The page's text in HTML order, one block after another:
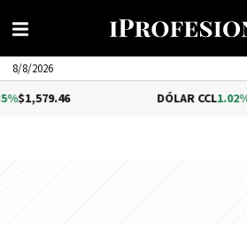
8/8/2026
DÓLAR CCL1.02%$1,575.53